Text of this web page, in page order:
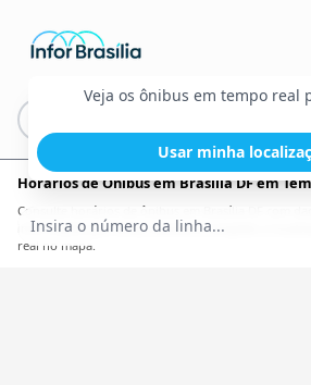
Horários de Ônibus em Brasília DF em
Consulte horários de ônibus em Brasília DF com
informações por linha, itinerário completo e
real no mapa.
Veja os ônibus em tempo real
Usar minha